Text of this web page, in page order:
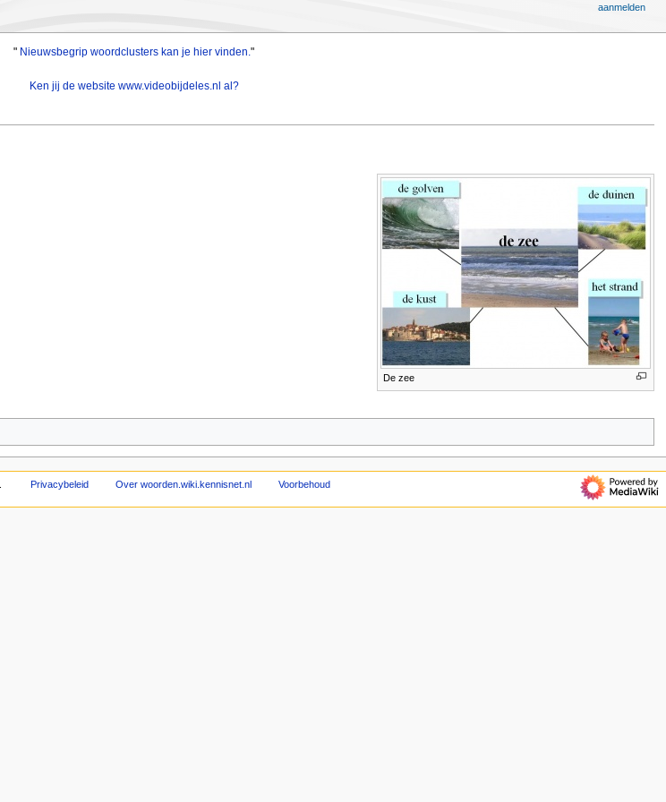
" Nieuwsbegrip woordclusters kan je hier vinden."
Ken jij de website www.videobijdeles.nl al?
De zee
aanmelden
Privacybeleid Over woorden.wiki.kennisnet.nl Voorbehoud